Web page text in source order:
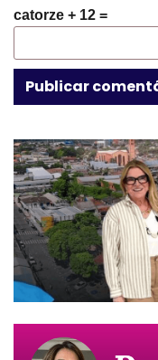
catorze + 12 =